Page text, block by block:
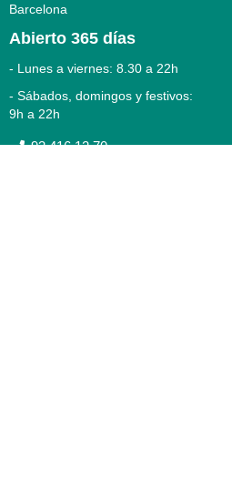
Barcelona
Abierto 365 días
- Lunes a viernes: 8.30 a 22h
- Sábados, domingos y festivos:
9h a 22h
93 416 12 70